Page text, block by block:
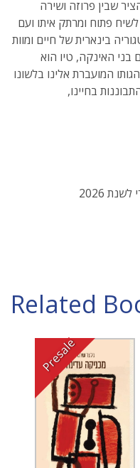
שבין פרוזה ושירה
פתוח ומרתק איתו ועם
בינארית של חיים ומוות
בני האינקה, טיו הוא
המועברת אלינו בלשונו
בחיינו,
Related
Presale